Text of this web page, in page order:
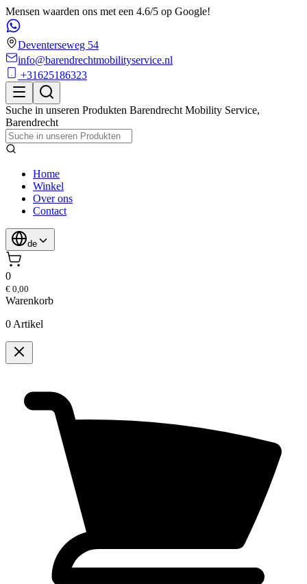
Mensen waarden ons met een 4.6/5 op Google!
Deventerseweg 54
info@barendrechtmobilityservice.nl
+31625186323
Suche in unseren Produkten Barendrecht Mobility Service,
Barendrecht
Home
Winkel
Over ons
Contact
de
0
€ 0,00
Warenkorb
0 Artikel